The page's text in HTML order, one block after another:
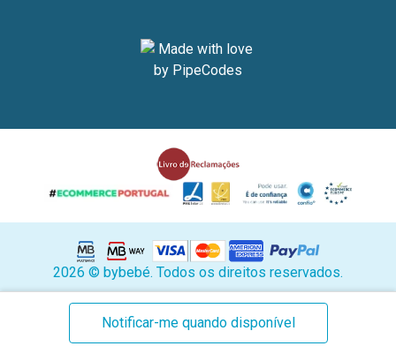
Notificar-me quando disponível
2026 © bybebé. Todos os direitos reservados.